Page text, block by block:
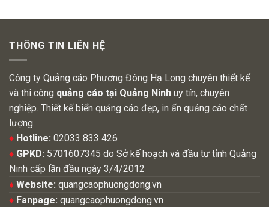
THÔNG TIN LIÊN HỆ
Công ty Quảng cáo Phương Đông Hạ Long chuyên thiết kế
và thi công quảng cáo tại Quảng Ninh uy tín, chuyên
nghiệp. Thiết kế biển quảng cáo đẹp, in ấn quảng cáo chất
lượng.
♦ Hotline: 02033 833 426
♦ GPKD: 5701607345 do Sở kế hoạch và đầu tư tỉnh Quảng
Ninh cấp lần đầu ngày 3/4/2012
♦ Website: quangcaophuongdong.vn
♦ Fanpage: quangcaophuongdong.vn